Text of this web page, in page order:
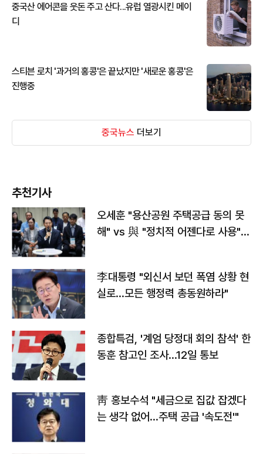
중국산 에어콘을 웃돈 주고 산다...유럽 열광시킨 메이
디
스티븐 로치 '과거의 홍콩'은 끝났지만 '새로운 홍콩'은
진행중
중국뉴스 더보기
추천기사
오세훈 "용산공원 주택공급 동의 못
해" vs 與 "정치적 어젠다로 사용"
李대통령 "외신서 보던 폭염 상황 현
실로…모든 행정력 총동원하라"
종합특검, '계엄 당정대 회의 참석' 한
동훈 참고인 조사...12일 통보
靑 홍보수석 "세금으로 집값 잡겠다
는 생각 없어…주택 공급 '속도전'"